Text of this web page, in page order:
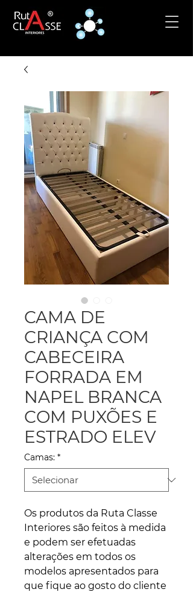
CAMA DE
CRIANÇA COM
CABECEIRA
FORRADA EM
NAPEL BRANCA
COM PUXÕES E
ESTRADO ELEV
Camas: *
Os produtos da Ruta Classe
Interiores são feitos à medida
e podem ser efetuadas
alterações em todos os
modelos apresentados para
que fique ao gosto do cliente